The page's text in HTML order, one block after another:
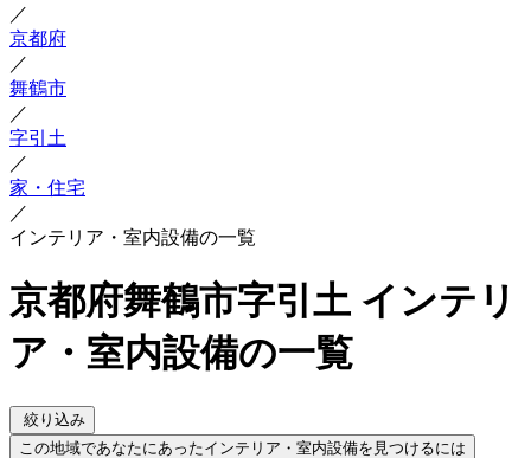
／
京都府
／
舞鶴市
／
字引土
／
家・住宅
／
インテリア・室内設備の一覧
京都府舞鶴市字引土 インテリ
ア・室内設備の一覧
絞り込み
この地域であなたにあったインテリア・室内設備を見つけるには